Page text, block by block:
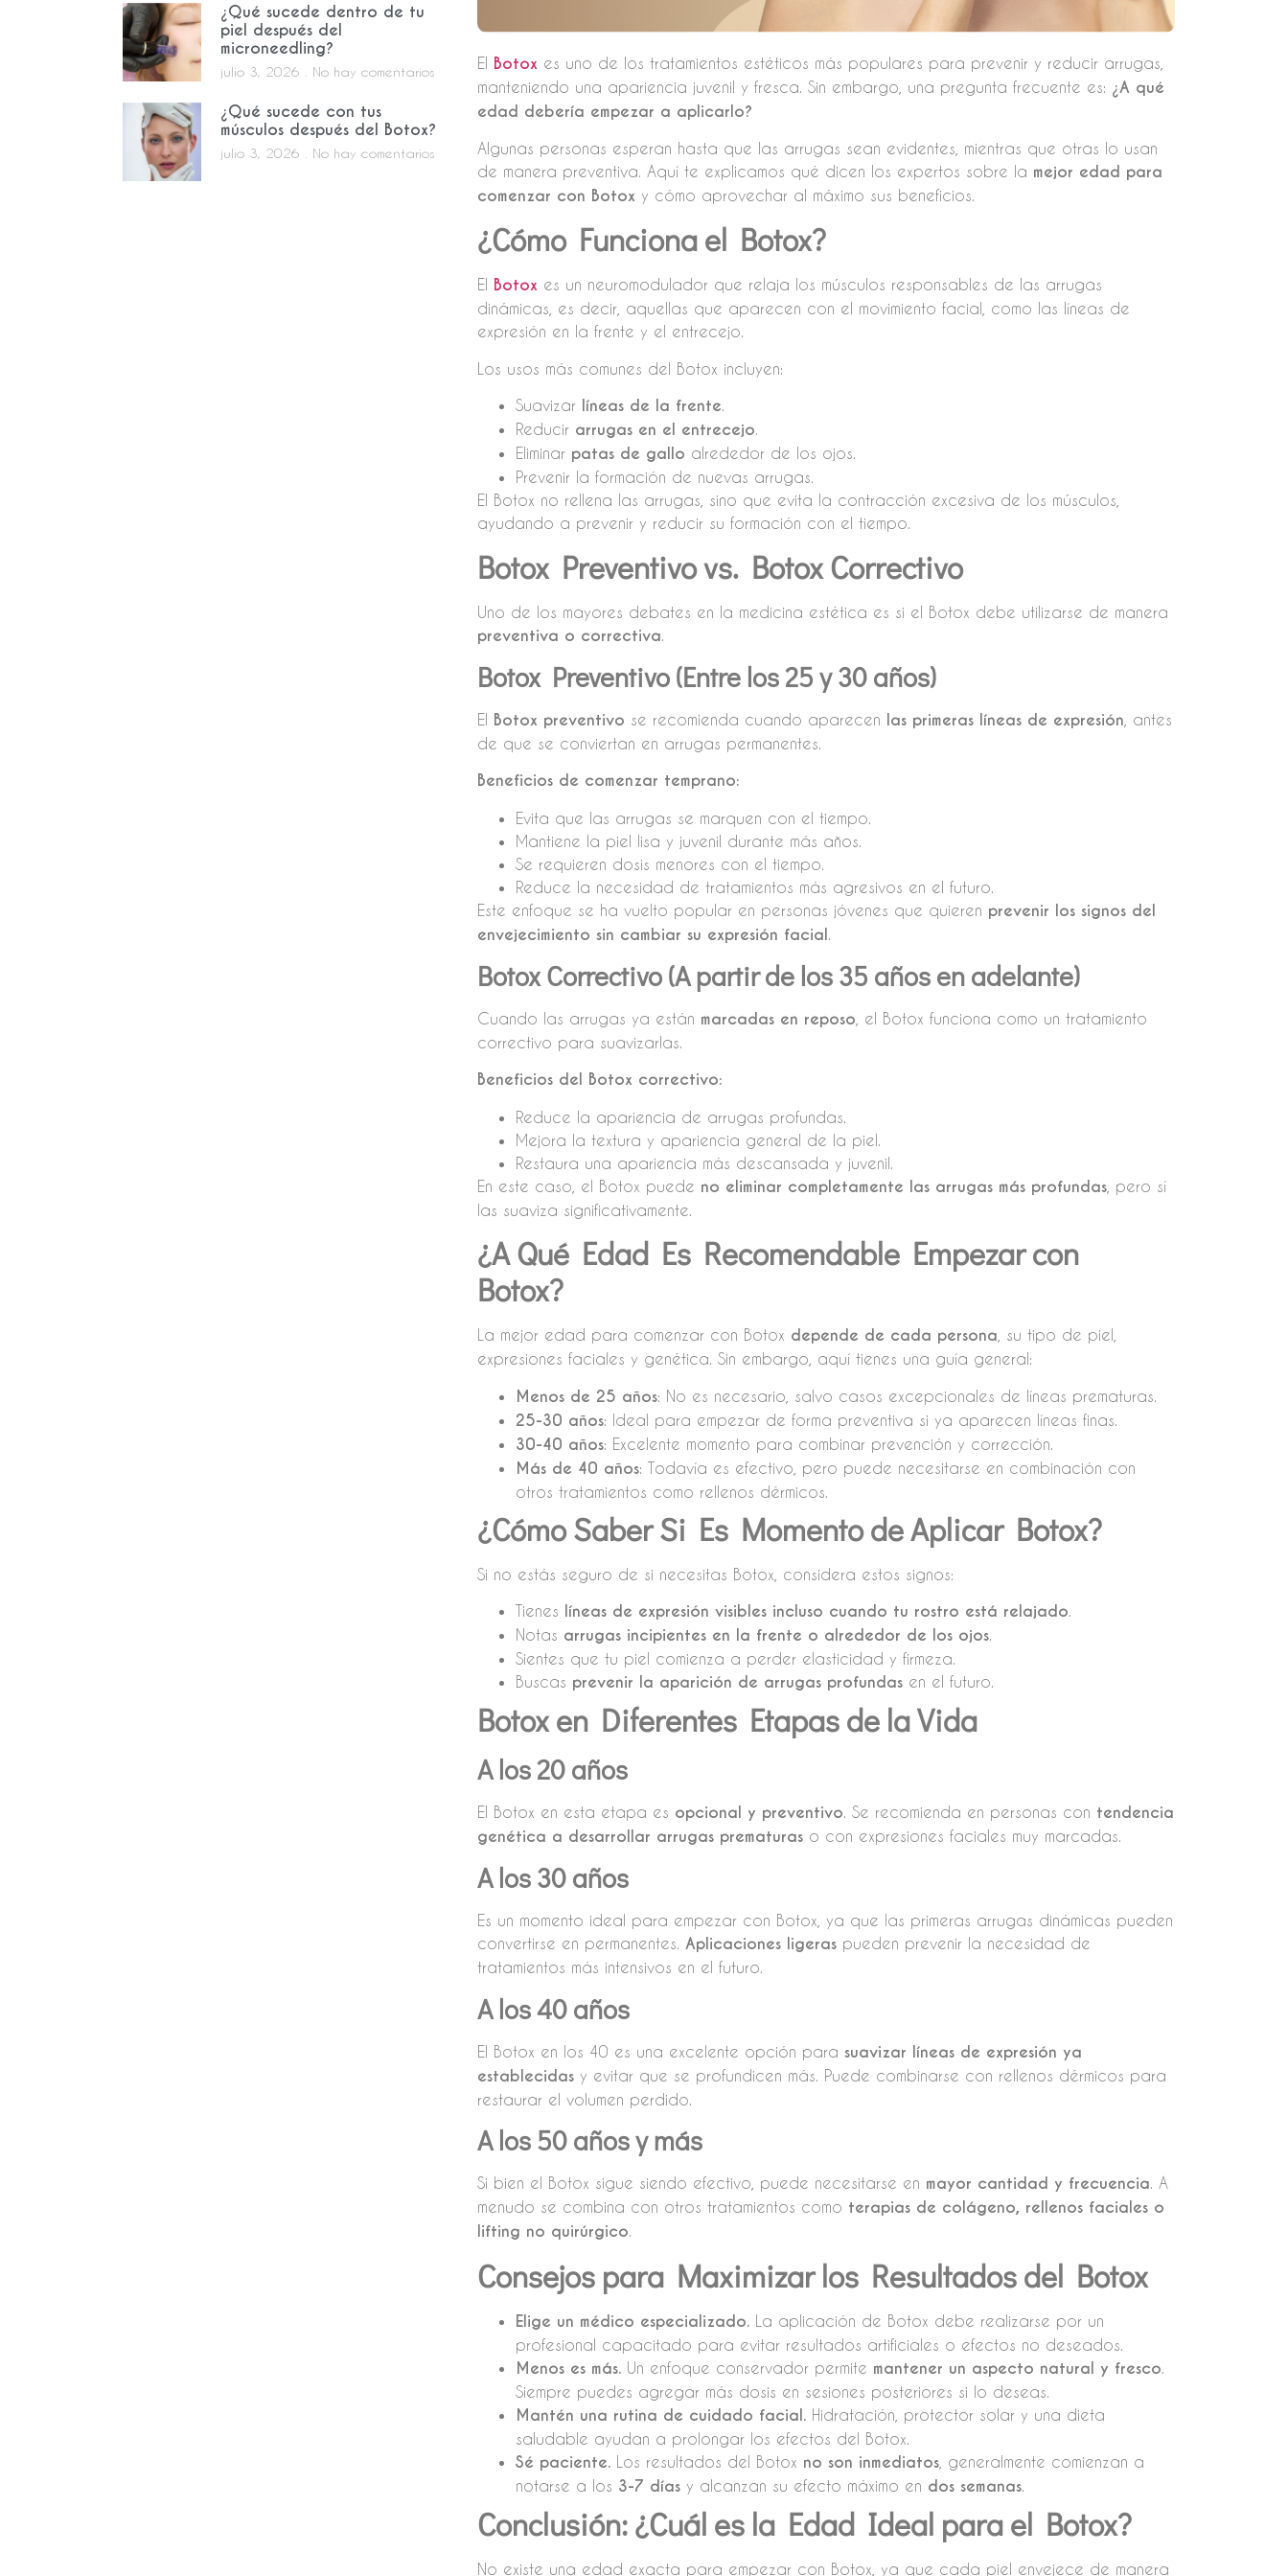
¿Qué sucede dentro de tu
piel después del
microneedling?
julio 3, 2026 No hay comentarios
¿Qué sucede con tus
músculos después del Botox?
julio 3, 2026 No hay comentarios
El Botox es uno de los tratamientos estéticos más populares para prevenir y reducir arrugas,
manteniendo una apariencia juvenil y fresca. Sin embargo, una pregunta frecuente es: ¿A qué
edad debería empezar a aplicarlo?
Algunas personas esperan hasta que las arrugas sean evidentes, mientras que otras lo usan
de manera preventiva. Aquí te explicamos qué dicen los expertos sobre la mejor edad para
comenzar con Botox y cómo aprovechar al máximo sus beneficios.
¿Cómo Funciona el Botox?
El Botox es un neuromodulador que relaja los músculos responsables de las arrugas
dinámicas, es decir, aquellas que aparecen con el movimiento facial, como las líneas de
expresión en la frente y el entrecejo.
Los usos más comunes del Botox incluyen:
Suavizar líneas de la frente.
Reducir arrugas en el entrecejo.
Eliminar patas de gallo alrededor de los ojos.
Prevenir la formación de nuevas arrugas.
El Botox no rellena las arrugas, sino que evita la contracción excesiva de los músculos,
ayudando a prevenir y reducir su formación con el tiempo.
Botox Preventivo vs. Botox Correctivo
Uno de los mayores debates en la medicina estética es si el Botox debe utilizarse de manera
preventiva o correctiva
Botox Preventivo (Entre los 25 y 30 años)
El Botox preventivo se recomienda cuando aparecen las primeras líneas de expresión , antes
de que se conviertan en arrugas permanentes.
Beneficios de comenzar temprano:
Evita que las arrugas se marquen con el tiempo.
Mantiene la piel lisa y juvenil durante más años.
Se requieren dosis menores con el tiempo.
Reduce la necesidad de tratamientos más agresivos en el futuro.
Este enfoque se ha vuelto popular en personas jóvenes que quieren prevenir los signos del
envejecimiento sin cambiar su expresión facial
Botox Correctivo (A partir de los 35 años en adelante)
Cuando las arrugas ya están marcadas en reposo , el Botox funciona como un tratamiento
correctivo para suavizarlas.
Beneficios del Botox correctivo:
Reduce la apariencia de arrugas profundas.
Mejora la textura y apariencia general de la piel.
Restaura una apariencia más descansada y juvenil.
En este caso, el Botox puede no eliminar completamente las arrugas más profundas, pero sí
las suaviza significativamente.
¿A Qué Edad Es Recomendable Empezar con
Botox?
La mejor edad para comenzar con Botox depende de cada persona , su tipo de piel,
expresiones faciales y genética. Sin embargo, aquí tienes una guía general:
Menos de 25 años: No es necesario, salvo casos excepcionales de líneas prematuras.
25-30 años: Ideal para empezar de forma preventiva si ya aparecen líneas finas.
30-40 años: Excelente momento para combinar prevención y corrección.
Más de 40 años: Todavía es efectivo, pero puede necesitarse en combinación con
otros tratamientos como rellenos dérmicos.
¿Cómo Saber Si Es Momento de Aplicar Botox?
Si no estás seguro de si necesitas Botox, considera estos signos:
Tienes líneas de expresión visibles incluso cuando tu rostro está relajado.
Notas arrugas incipientes en la frente o alrededor de los ojos.
Sientes que tu piel comienza a perder elasticidad y firmeza.
Buscas prevenir la aparición de arrugas profundasen el futuro.
Botox en Diferentes Etapas de la Vida
A los 20 años
El Botox en esta etapa es opcional y preventivo. Se recomienda en personas con tendencia
genética a desarrollar arrugas prematuraso con expresiones faciales muy marcadas.
A los 30 años
Es un momento ideal para empezar con Botox, ya que las primeras arrugas dinámicas pueden
convertirse en permanentes. Aplicaciones ligeraspueden prevenir la necesidad de
tratamientos más intensivos en el futuro.
A los 40 años
El Botox en los 40 es una excelente opción para suavizar líneas de expresión ya
establecidasy evitar que se profundicen más. Puede combinarse con rellenos dérmicos para
restaurar el volumen perdido.
A los 50 años y más
Si bien el Botox sigue siendo efectivo, puede necesitarse en mayor cantidad y frecuencia. A
menudo se combina con otros tratamientos como terapias de colágeno, rellenos faciales o
lifting no quirúrgico.
Consejos para Maximizar los Resultados del Botox
Elige un médico especializado. La aplicación de Botox debe realizarse por un
profesional capacitado para evitar resultados artificiales o efectos no deseados.
Menos es más. Un enfoque conservador permite mantener un aspecto natural y fresco
Siempre puedes agregar más dosis en sesiones posteriores si lo deseas.
Mantén una rutina de cuidado facial. Hidratación, protector solar y una dieta
saludable ayudan a prolongar los efectos del Botox.
Sé paciente. Los resultados del Botox no son inmediatos, generalmente comienzan a
notarse a los 3-7 díasy alcanzan su efecto máximo en dos semanas.
Conclusión: ¿Cuál es la Edad Ideal para el Botox?
No existe una edad exacta para empezar con Botox, ya que cada piel envejece de manera